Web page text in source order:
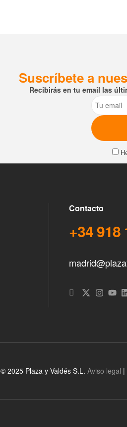
Suscríbete a
Recibirás en tu email las
Email
Contacto
+34 918
© 2025 Plaza y Valdés S.L. Aviso legal |